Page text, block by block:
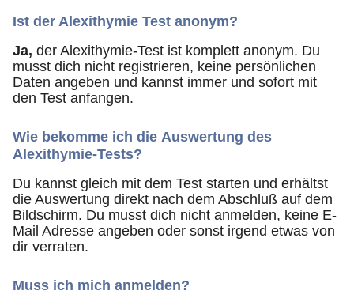
Ist der Alexithymie Test anonym?
Ja, der Alexithymie-Test ist komplett anonym. Du
musst dich nicht registrieren, keine persönlichen
Daten angeben und kannst immer und sofort mit
den Test anfangen.
Wie bekomme ich die Auswertung des
Alexithymie-Tests?
Du kannst gleich mit dem Test starten und erhältst
die Auswertung direkt nach dem Abschluß auf dem
Bildschirm. Du musst dich nicht anmelden, keine E-
Mail Adresse angeben oder sonst irgend etwas von
dir verraten.
Muss ich mich anmelden?